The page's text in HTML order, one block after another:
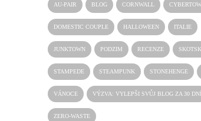
AU-PAIR BLOG CORNWALL
DOMESTIC COUPLE HALLOWEEN ITALIE
JUNKTOWN PODZIM RECENZE
STAMPEDE STEAMPUNK STONEHENGE
VÁNOCE VÝZVA: VYLEPŠI SVŮJ BLOG ZA 30 DNÍ
ZERO-WASTE